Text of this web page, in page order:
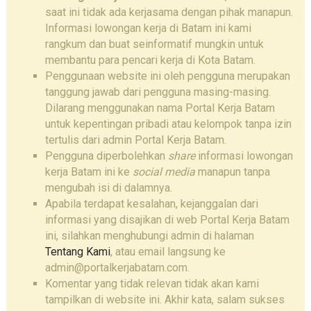
saat ini tidak ada kerjasama dengan pihak manapun.
Informasi lowongan kerja di Batam ini kami
rangkum dan buat seinformatif mungkin untuk
membantu para pencari kerja di Kota Batam.
Penggunaan website ini oleh pengguna merupakan
tanggung jawab dari pengguna masing-masing.
Dilarang menggunakan nama Portal Kerja Batam
untuk kepentingan pribadi atau kelompok tanpa izin
tertulis dari admin Portal Kerja Batam.
Pengguna diperbolehkan shareinformasi lowongan
kerja Batam ini ke social mediamanapun tanpa
mengubah isi di dalamnya.
Apabila terdapat kesalahan, kejanggalan dari
informasi yang disajikan di web Portal Kerja Batam
ini, silahkan menghubungi admin di halaman
Tentang Kami, atau email langsung ke
admin@portalkerjabatam.com.
Komentar yang tidak relevan tidak akan kami
tampilkan di website ini. Akhir kata, salam sukses